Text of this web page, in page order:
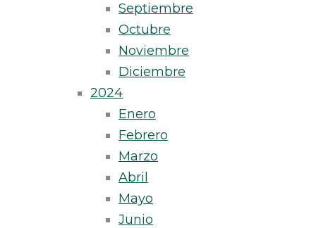
Septiembre
Octubre
Noviembre
Diciembre
2024
Enero
Febrero
Marzo
Abril
Mayo
Junio